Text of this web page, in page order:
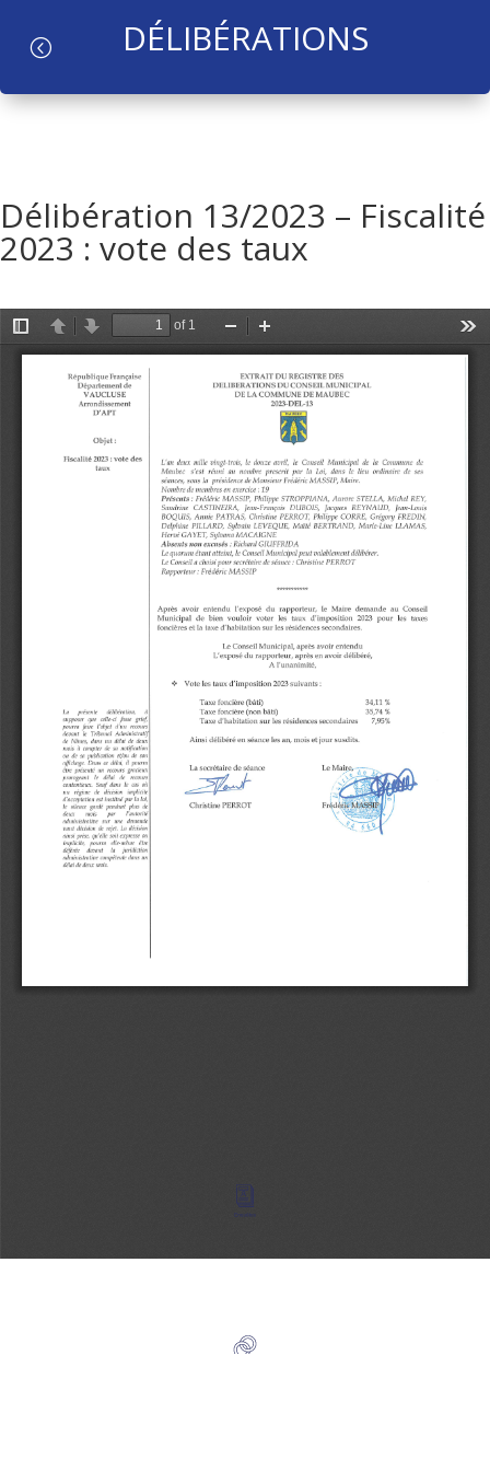
DÉLIBÉRATIONS
Délibération 13/2023 – Fiscalité
2023 : vote des taux